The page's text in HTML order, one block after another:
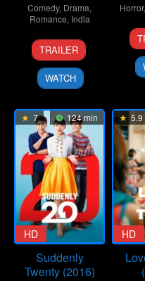
Comedy, Drama,
Romance, India
1
Mar
2024
Kiran
Rao
TRAILER
WATCH
Horror,
7 124 min
HD
Suddenly
Twenty (2016)
5.9
HD